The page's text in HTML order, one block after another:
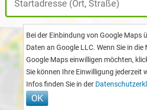
Bei der Einbindung von Google Maps
Daten an Google LLC. Wenn Sie in
Google Maps einwilligen möchten,
Sie können Ihre Einwilligung jederzeit
Infos finden Sie in der